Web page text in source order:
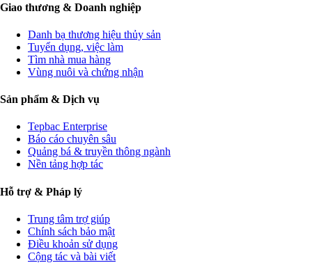
Giao thương & Doanh nghiệp
Danh bạ thương hiệu thủy sản
Tuyển dụng, việc làm
Tìm nhà mua hàng
Vùng nuôi và chứng nhận
Sản phẩm & Dịch vụ
Tepbac Enterprise
Báo cáo chuyên sâu
Quảng bá & truyền thông ngành
Nền tảng hợp tác
Hỗ trợ & Pháp lý
Trung tâm trợ giúp
Chính sách bảo mật
Điều khoản sử dụng
Cộng tác và bài viết